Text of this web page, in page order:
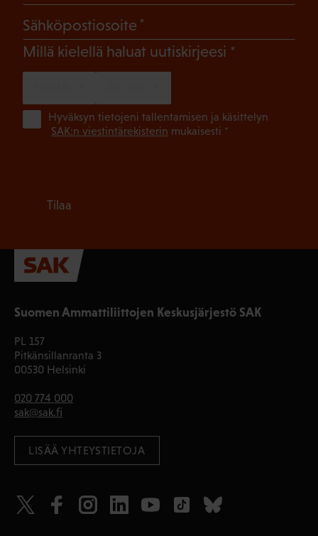
Suomen Ammattiliittojen Keskusjärjestö SAK
PL 157
Pitkänsillanranta 3
00530 Helsinki
020 774 000
sak@sak.fi
LISÄÄ YHTEYSTIETOJA
Sähköpostiosoite
Millä kielellä haluat uutiskirjeesi (Pakollinen)
Hyväksyn tietojeni tallentamisen ja käsittelyn
SAK:n viestintärekisterin mukaisesti *
Tilaa